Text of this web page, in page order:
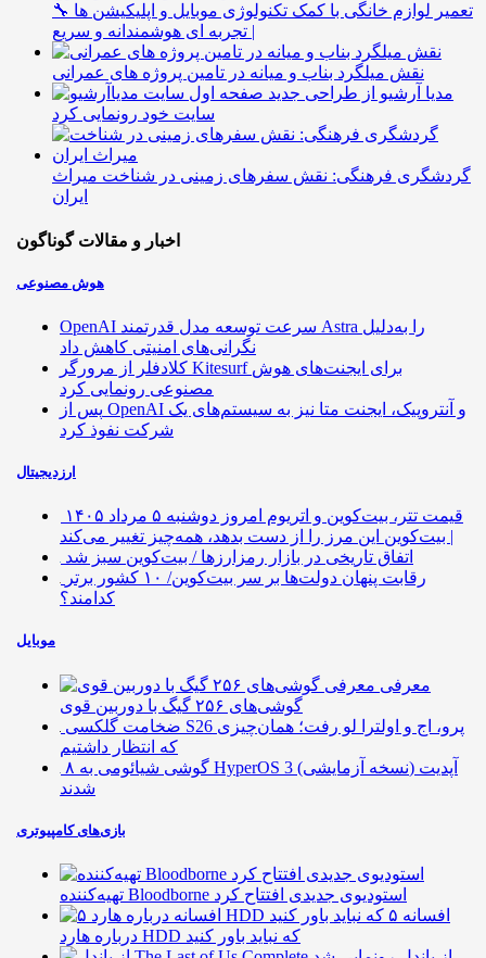
🔧 تعمیر لوازم خانگی با کمک تکنولوژی موبایل و اپلیکیشن ها
| تجربه ای هوشمندانه و سریع
نقش میلگرد بناب و میانه در تامین پروژه های عمرانی
مدیا آرشیو از طراحی جدید
سایت خود رونمایی کرد
گردشگری فرهنگی: نقش سفرهای زمینی در شناخت میراث
ایران
اخبار و مقالات گوناگون
هوش مصنوعی
OpenAI سرعت توسعه مدل قدرتمند Astra را به‌دلیل
نگرانی‌های امنیتی کاهش داد
کلادفلر از مرورگر Kitesurf برای ایجنت‌های هوش
مصنوعی رونمایی کرد
پس از OpenAI و آنتروپیک، ایجنت متا نیز به سیستم‌های یک
شرکت نفوذ کرد
ارزدیجیتال
قیمت تتر، بیت‌کوین و اتریوم امروز دوشنبه ۵ مرداد ۱۴۰۵
| بیت‌کوین این مرز را از دست بدهد، همه‌چیز تغییر می‌کند
اتفاق تاریخی در بازار رمزارزها / بیت‌کوین سبز شد
رقابت پنهان دولت‌ها بر سر بیت‌کوین/ ۱۰ کشور برتر
کدامند؟
موبایل
معرفی
گوشی‌های ۲۵۶ گیگ با دوربین قوی
ضخامت گلکسی S26 پرو، اج و اولترا لو رفت؛ همان‌چیزی
که انتظار داشتیم
۸ گوشی شیائومی به HyperOS 3 (نسخه آزمایشی) آپدیت
شدند
بازی‌های کامپیوتری
تهیه‌کننده Bloodborne استودیوی جدیدی افتتاح کرد
۵ افسانه
درباره هارد HDD که نباید باور کنید